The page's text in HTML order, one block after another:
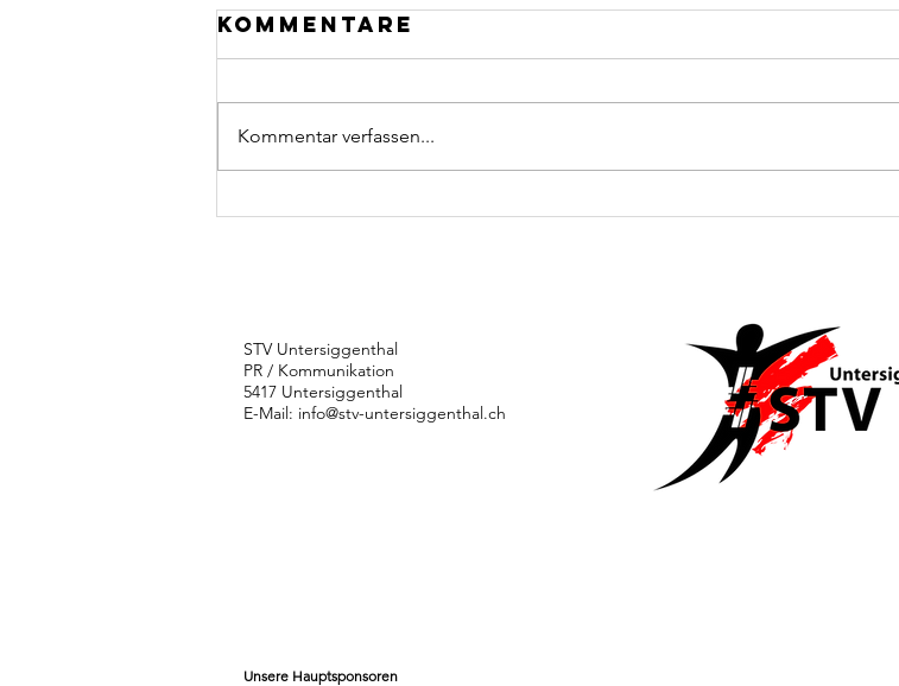
Unser Projekt
Kommentare
Kommentar verfassen...
STV Untersiggenthal
PR / Kommunikation
5417 Untersiggenthal
E-Mail: info@stv-untersiggenthal.ch
Unsere Hauptsponsoren